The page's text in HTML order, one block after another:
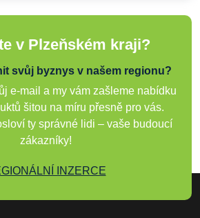
v Plzeňském kraji?
svůj byznys v našem regionu?
e-mail a my vám zašleme nabídku
šitou na míru přesně pro vás.
ty správné lidi – vaše budoucí
zákazníky!
INZERCE